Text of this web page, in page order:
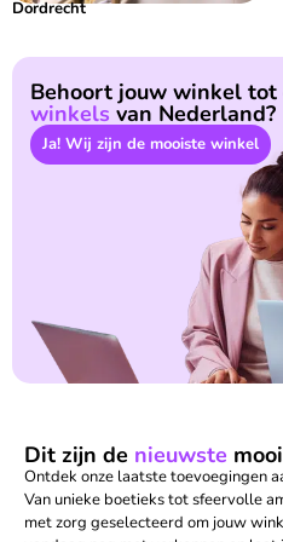
Dordrecht
Behoort jouw winkel tot
winkels van Nederland?
Ja! Wij zijn de mooiste winkel
Dit zijn de nieuwste
Ontdek onze laatste toevoegingen
Van unieke boetieks tot sfeervolle
met zorg geselecteerd om jouw